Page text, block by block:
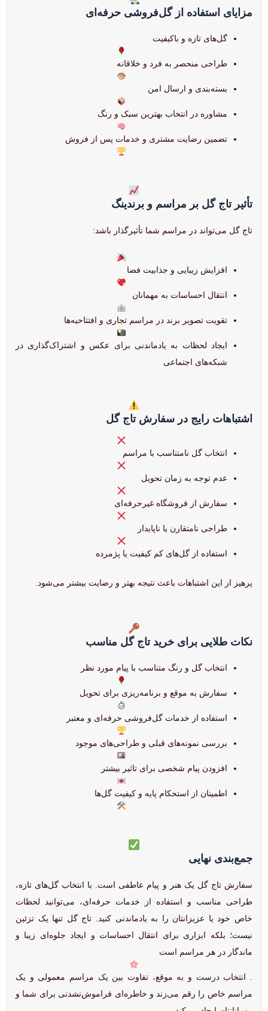
مزایای استفاده از گل‌فروشی حرفه‌ای
گل‌های تازه و باکیفیت
طراحی منحصر به فرد و خلاقانه
بسته‌بندی و ارسال امن
مشاوره در انتخاب بهترین سبک و رنگ
تضمین رضایت مشتری و خدمات پس از فروش
تأثیر تاج گل بر مراسم و برندینگ
تاج گل می‌تواند در مراسم شما تأثیرگذار باشد:
افزایش زیبایی و جذابیت فضا
انتقال احساسات به مهمانان
تقویت تصویر برند در مراسم تجاری و افتتاحیه‌ها
ایجاد لحظات به یادماندنی برای عکس و اشتراک‌گذاری در
شبکه‌های اجتماعی
اشتباهات رایج در سفارش تاج گل
انتخاب گل نامتناسب با مراسم
عدم توجه به زمان تحویل
سفارش از فروشگاه غیرحرفه‌ای
طراحی نامتقارن یا ناپایدار
استفاده از گل‌های کم کیفیت یا پژمرده
پرهیز از این اشتباهات باعث نتیجه بهتر و رضایت بیشتر می‌شود.
نکات طلایی برای خرید تاج گل مناسب
انتخاب گل و رنگ متناسب با پیام مورد نظر
سفارش به موقع و برنامه‌ریزی برای تحویل
استفاده از خدمات گل‌فروشی حرفه‌ای و معتبر
بررسی نمونه‌های قبلی و طراحی‌های موجود
افزودن پیام شخصی برای تاثیر بیشتر
اطمینان از استحکام پایه و کیفیت گل‌ها
جمع‌بندی نهایی
سفارش تاج گل یک هنر و پیام عاطفی است. با انتخاب گل‌های تازه،
طراحی مناسب و استفاده از خدمات حرفه‌ای، می‌توانید لحظات
خاص خود یا عزیزانتان را به یادماندنی کنید. تاج گل تنها یک تزئین
نیست؛ بلکه ابزاری برای انتقال احساسات و ایجاد جلوه‌ای زیبا و
ماندگار در هر مراسم است
. انتخاب درست و به موقع، تفاوت بین یک مراسم معمولی و یک
مراسم خاص را رقم می‌زند و خاطره‌ای فراموش‌نشدنی برای شما و